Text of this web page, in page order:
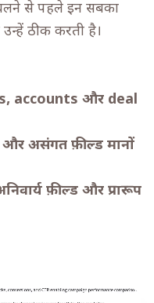
से पहले इन सबका
ठीक करती है।
accounts और deal
और असंगत फ़ील्ड मानों
फ़ील्ड और प्रारूप